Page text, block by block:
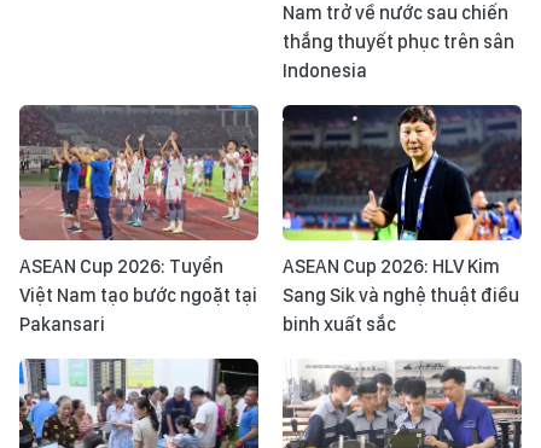
Nam trở về nước sau chiến
thắng thuyết phục trên sân
Indonesia
ASEAN Cup 2026: Tuyển
Việt Nam tạo bước ngoặt tại
Pakansari
ASEAN Cup 2026: HLV Kim
Sang Sik và nghệ thuật điều
binh xuất sắc